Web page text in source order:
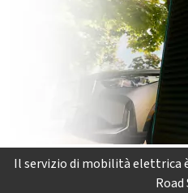
Il servizio di mobilità elettrica
Road